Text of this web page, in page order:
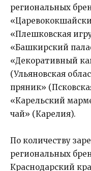
региональных
«Плешковская
«Башкирский
«Декоративный
(Ульяновская
пряник»
«Карельский
чай» (Карелия).
По количеству
региональных
Краснодарский